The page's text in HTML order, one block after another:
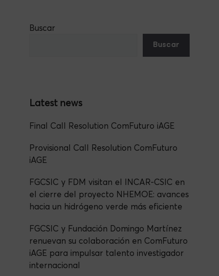
c
e
k
er
Buscar
Buscar
Final Call Resolution ComFuturo iAGE
Provisional Call Resolution ComFuturo
iAGE
FGCSIC y FDM visitan el INCAR-CSIC en
el cierre del proyecto NHEMOE: avances
hacia un hidrógeno verde más eficiente
FGCSIC y Fundación Domingo Martínez
renuevan su colaboración en ComFuturo
iAGE para impulsar talento investigador
internacional